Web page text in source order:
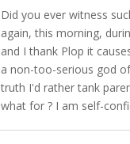
Did you ever witness
again, this morning,
and I thank Plop it
a non-too-serious god
truth I'd rather tank
what for ? I am self-